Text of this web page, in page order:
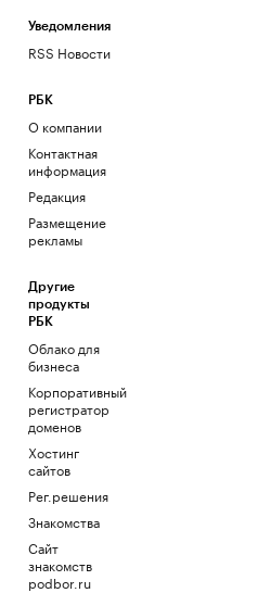
Уведомления
RSS Новости
РБК
О компании
Контактная
информация
Редакция
Размещение
рекламы
Другие
продукты
РБК
Облако для
бизнеса
Корпоративный
регистратор
доменов
Хостинг
сайтов
Рег.решения
Знакомства
Сайт
знакомств
podbor.ru